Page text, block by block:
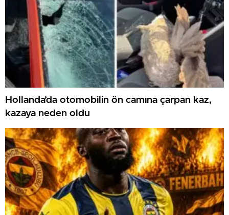
Hollanda’da otomobilin ön camına çarpan kaz,
kazaya neden oldu